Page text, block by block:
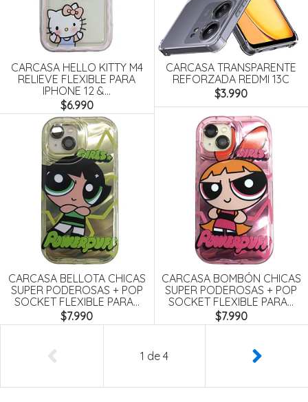
CARCASA HELLO KITTY M4
RELIEVE FLEXIBLE PARA
IPHONE 12 &...
$6.990
CARCASA TRANSPARENTE
REFORZADA REDMI 13C
$3.990
CARCASA BELLOTA CHICAS
SUPER PODEROSAS + POP
SOCKET FLEXIBLE PARA...
$7.990
CARCASA BOMBÓN CHICAS
SUPER PODEROSAS + POP
SOCKET FLEXIBLE PARA...
$7.990
1 de 4